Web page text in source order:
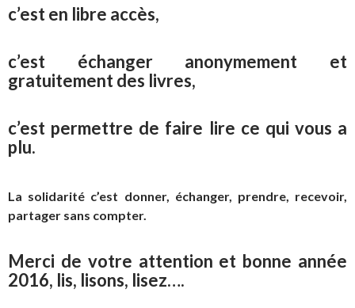
c’est en libre accès,
c’est échanger anonymement et
gratuitement des livres,
c’est permettre de faire lire ce qui vous a
plu.
La solidarité c’est donner, échanger, prendre, recevoir,
partager sans compter.
Merci de votre attention et bonne année
2016, lis, lisons, lisez….